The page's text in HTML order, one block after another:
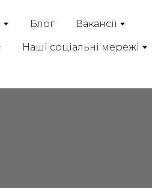
Блог Вакансії
Наші соціальні мережі